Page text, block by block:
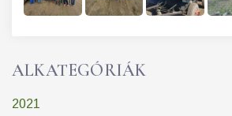
ALKATEGÓRIÁK
2021